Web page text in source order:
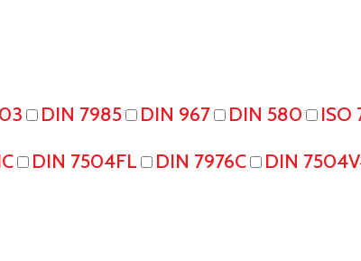
DIN 7985 DIN 967 DIN 580
ISO
DIN 7504FL DIN 7976C DIN